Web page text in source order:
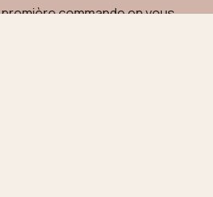
commande en vous